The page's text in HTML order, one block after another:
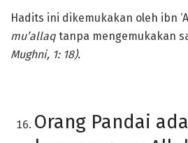
Hadits ini dikemukakan oleh ibn
mu’allaq tanpa mengemukakan
Mughni, 1: 18).
Orang Pandai